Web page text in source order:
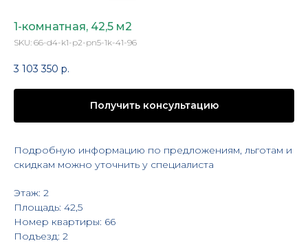
1-комнатная, 42,5 м2
SKU: 66-d4-k1-p2-pn5-1k-41-96
3 103 350 р.
Получить консультацию
Подробную информацию по предложениям, льготам и
скидкам можно уточнить у специалиста
Этаж: 2
Площадь: 42,5
Номер квартиры: 66
Подъезд: 2